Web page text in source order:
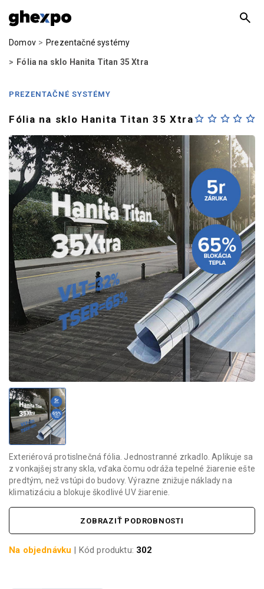
Domov Prezentačné systémy
Fólia na sklo Hanita Titan 35 Xtra
PREZENTAČNÉ SYSTÉMY
Fólia na sklo Hanita Titan 35 Xtra
Exteriérová protislnečná fólia. Jednostranné zrkadlo. Aplikuje sa
z vonkajšej strany skla, vďaka čomu odráža tepelné žiarenie ešte
predtým, než vstúpi do budovy. Výrazne znižuje náklady na
klimatizáciu a blokuje škodlivé UV žiarenie.
ZOBRAZIŤ PODROBNOSTI
Na objednávku | Kód produktu: 302